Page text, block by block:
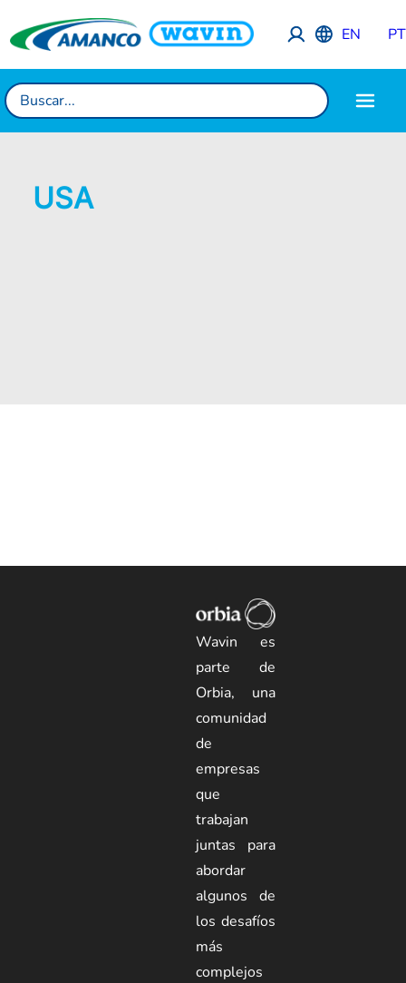
EN PT
USA
Wavin es
parte de
Orbia, una
comunidad
de
empresas
que
trabajan
juntas para
abordar
algunos de
los desafíos
más
complejos